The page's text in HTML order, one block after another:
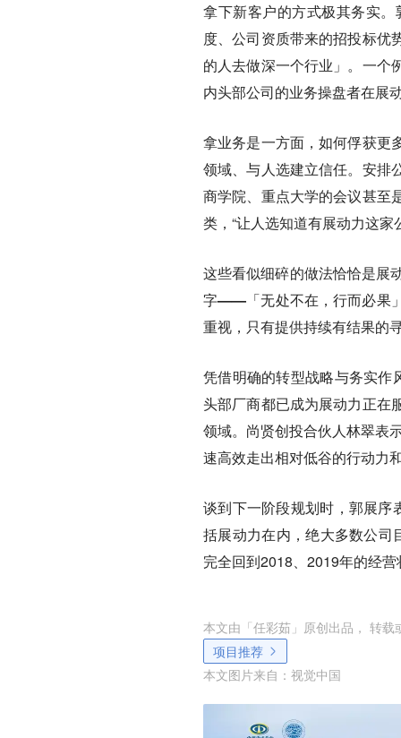
拿下新客户的方式极其务实
度、公司资质带来的招投标优
的人去做深一个行业」。一个
内头部公司的业务操盘者在展
拿业务是一方面，如何俘获更
领域、与人选建立信任。安排
商学院、重点大学的会议甚至
类，“让人选知道有展动力这
这些看似细碎的做法恰恰是展
字——「无处不在，行而必果
重视，只有提供持续有结果的
凭借明确的转型战略与务实作
头部厂商都已成为展动力正在
领域。尚贤创投合伙人林翠表
速高效走出相对低谷的行动力
谈到下一阶段规划时，郭展序
括展动力在内，绝大多数公司
完全回到2018、2019年的经
本文由「任彩茹 」原创出品， 转
项目推荐
本文图片来自： 视觉中国